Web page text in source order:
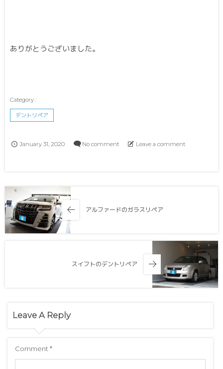
ありがとうございました。
デントリペア
January 31,2020 No comment Leave a comment
アルファードのガラスリペア
スイフトのデントリペア
Leave A Reply
Comment *